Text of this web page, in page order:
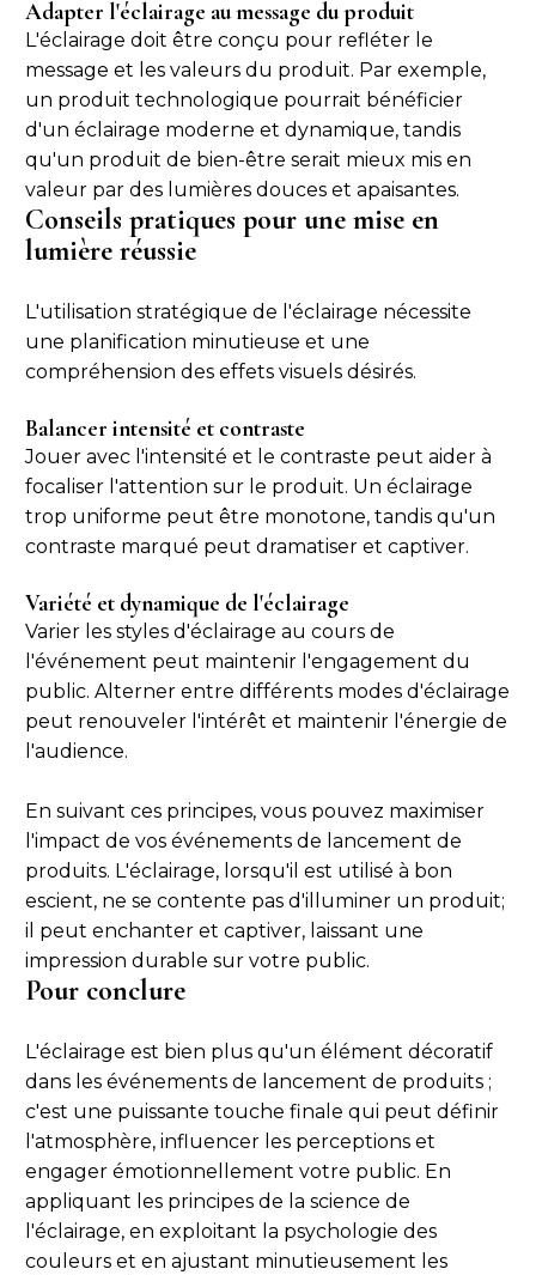
Adapter l'éclairage au message du produit
L'éclairage doit être conçu pour refléter le
message et les valeurs du produit. Par exemple,
un produit technologique pourrait bénéficier
d'un éclairage moderne et dynamique, tandis
qu'un produit de bien-être serait mieux mis en
valeur par des lumières douces et apaisantes.
Conseils pratiques pour une mise en
lumière réussie
L'utilisation stratégique de l'éclairage nécessite
une planification minutieuse et une
compréhension des effets visuels désirés.
Balancer intensité et contraste
Jouer avec l'intensité et le contraste peut aider à
focaliser l'attention sur le produit. Un éclairage
trop uniforme peut être monotone, tandis qu'un
contraste marqué peut dramatiser et captiver.
Variété et dynamique de l'éclairage
Varier les styles d'éclairage au cours de
l'événement peut maintenir l'engagement du
public. Alterner entre différents modes d'éclairage
peut renouveler l'intérêt et maintenir l'énergie de
l'audience.
En suivant ces principes, vous pouvez maximiser
l'impact de vos événements de lancement de
produits. L'éclairage, lorsqu'il est utilisé à bon
escient, ne se contente pas d'illuminer un produit;
il peut enchanter et captiver, laissant une
impression durable sur votre public.
Pour conclure
L'éclairage est bien plus qu'un élément décoratif
dans les événements de lancement de produits ;
c'est une puissante touche finale qui peut définir
l'atmosphère, influencer les perceptions et
engager émotionnellement votre public. En
appliquant les principes de la science de
l'éclairage, en exploitant la psychologie des
couleurs et en ajustant minutieusement les